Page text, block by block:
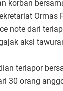
korban
Ormas
note dari
aksi
terlapor
30 orang